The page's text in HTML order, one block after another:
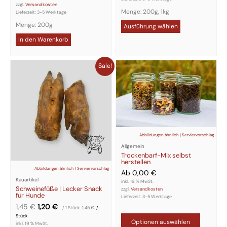
zzgl.Versandkosten
Lieferzeit:3-5 Werktage
Menge: 200g
In den Warenkorb
Menge: 200g, 1kg
Ausführung wählen
Sale!
Abbildungen ähnlich | Serviervorschlag
Kauartikel
Schweinefüße | Lecker Snack
für Hunde
1,45€
Preis
war:
1,45 €
1,20 €
Preis
ist:
1,20 €.
/ 1 Stück 1,45€ /
Stück
inkl. 19 % MwSt.
Abbildungen ähnlich | Serviervorschlag
Allgemein
Trockenbarf-Mix selbst
herstellen
Ab 0,00 €
inkl. 19 % MwSt.
zzgl.Versandkosten
Lieferzeit:3-5 Werktage
Optionen auswählen